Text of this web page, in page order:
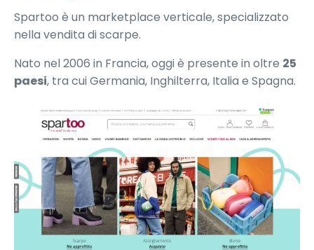
Spartoo è un marketplace verticale, specializzato
nella vendita di scarpe.
Nato nel 2006 in Francia, oggi è presente in oltre 25
paesi, tra cui Germania, Inghilterra, Italia e Spagna.